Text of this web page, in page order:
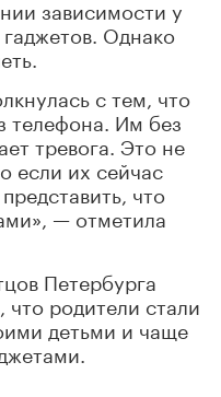
зависимости у
Однако
с тем, что
телефона. Им без
тревога. Это не
если их сейчас
что
— отметила
Петербурга
родители стали
детьми и чаще